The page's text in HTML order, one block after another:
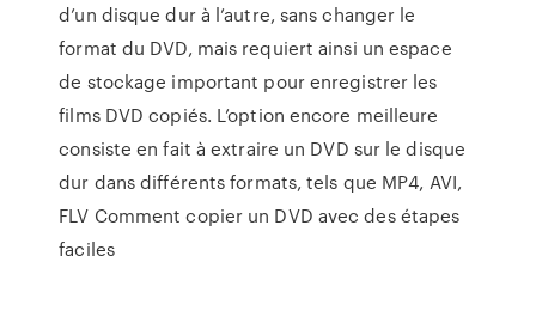
d’un disque dur à l’autre, sans changer le
format du DVD, mais requiert ainsi un espace
de stockage important pour enregistrer les
films DVD copiés. L’option encore meilleure
consiste en fait à extraire un DVD sur le disque
dur dans différents formats, tels que MP4, AVI,
FLV Comment copier un DVD avec des étapes
faciles